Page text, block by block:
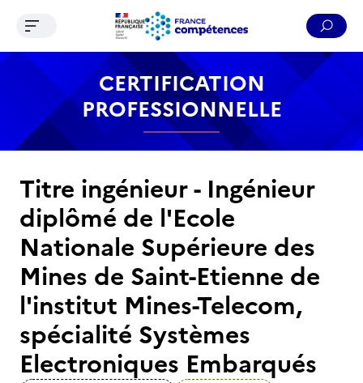
Contenu Recherche Menu Pied de page
Ouvrir le menu de navigation
CERTIFICATION
PROFESSIONNELLE
Titre ingénieur - Ingénieur
diplômé de l'Ecole
Nationale Supérieure des
Mines de Saint-Etienne de
l'institut Mines-Telecom,
spécialité Systèmes
Electroniques Embarqués